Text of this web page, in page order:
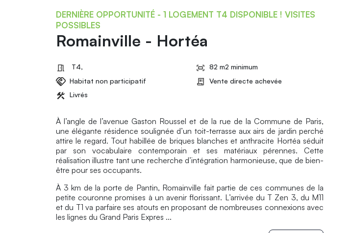
DERNIÈRE OPPORTUNITÉ - 1 LOGEMENT T4 DISPONIBLE ! VISITES
POSSIBLES
Romainville - Hortéa
T4,
82 m2 minimum
Habitat non participatif
Vente directe achevée
Livrés
À l’angle de l’avenue Gaston Roussel et de la rue de la Commune de Paris,
une élégante résidence soulignée d’un toit-terrasse aux airs de jardin perché
attire le regard. Tout habillée de briques blanches et anthracite Hortéa séduit
par son vocabulaire contemporain et ses matériaux pérennes. Cette
réalisation illustre tant une recherche d’intégration harmonieuse, que de bien-
être pour ses occupants.
À 3 km de la porte de Pantin, Romainville fait partie de ces communes de la
petite couronne promises à un avenir florissant. L’arrivée du T Zen 3, du M11
et du T1 va parfaire ses atouts en proposant de nombreuses connexions avec
les lignes du Grand Paris Expres ...